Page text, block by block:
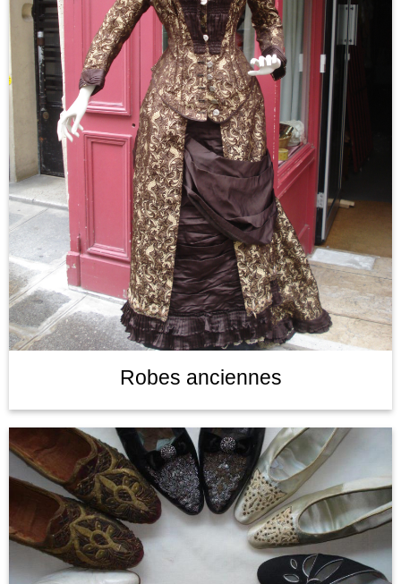
Robes anciennes